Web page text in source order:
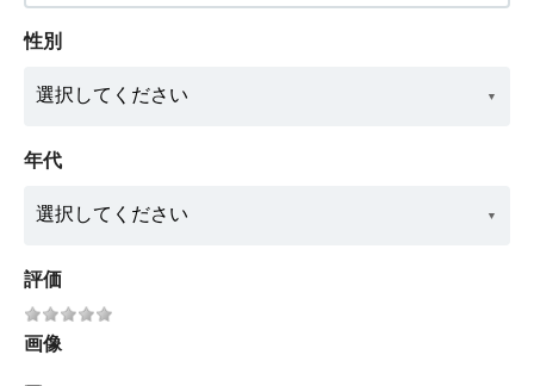
性別
年代
評価
画像